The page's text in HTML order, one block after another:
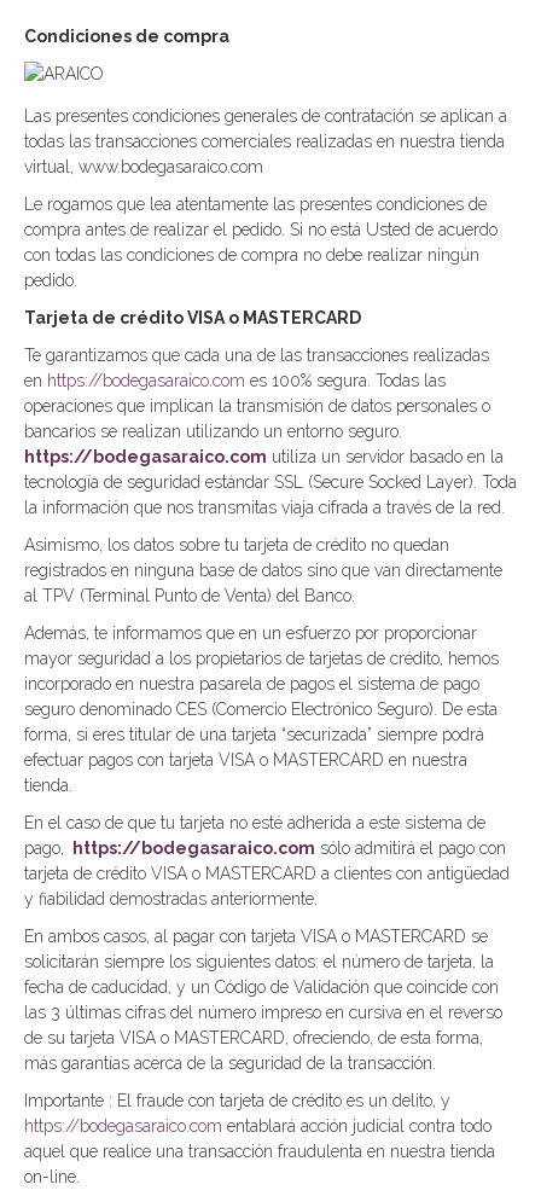
Condiciones de compra
Las presentes condiciones generales de contratación se aplican a
todas las transacciones comerciales realizadas en nuestra tienda
virtual, www.bodegasaraico.com
Le rogamos que lea atentamente las presentes condiciones de
compra antes de realizar el pedido. Si no está Usted de acuerdo
con todas las condiciones de compra no debe realizar ningún
pedido.
Tarjeta de crédito VISA o MASTERCARD
Te garantizamos que cada una de las transacciones realizadas
en https://bodegasaraico.com es 100% segura. Todas las
operaciones que implican la transmisión de datos personales o
bancarios se realizan utilizando un entorno seguro.
https://bodegasaraico.com utiliza un servidor basado en la
tecnología de seguridad estándar SSL (Secure Socked Layer). Toda
la información que nos transmitas viaja cifrada a través de la red.
Asimismo, los datos sobre tu tarjeta de crédito no quedan
registrados en ninguna base de datos sino que van directamente
al TPV (Terminal Punto de Venta) del Banco.
Además, te informamos que en un esfuerzo por proporcionar
mayor seguridad a los propietarios de tarjetas de crédito, hemos
incorporado en nuestra pasarela de pagos el sistema de pago
seguro denominado CES (Comercio Electrónico Seguro). De esta
forma, si eres titular de una tarjeta “securizada” siempre podrá
efectuar pagos con tarjeta VISA o MASTERCARD en nuestra
tienda.
En el caso de que tu tarjeta no esté adherida a este sistema de
pago,
https://bodegasaraico.com sólo admitirá el pago con
tarjeta de crédito VISA o MASTERCARD a clientes con antigüedad
y fiabilidad demostradas anteriormente.
En ambos casos, al pagar con tarjeta VISA o MASTERCARD se
solicitarán siempre los siguientes datos: el número de tarjeta, la
fecha de caducidad, y un Código de Validación que coincide con
las 3 últimas cifras del número impreso en cursiva en el reverso
de su tarjeta VISA o MASTERCARD, ofreciendo, de esta forma,
más garantías acerca de la seguridad de la transacción.
Importante : El fraude con tarjeta de crédito es un delito, y
https://bodegasaraico.com entablará acción judicial contra todo
aquel que realice una transacción fraudulenta en nuestra tienda
on-line.